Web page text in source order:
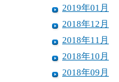
2019年01月
2018年12月
2018年11月
2018年10月
2018年09月